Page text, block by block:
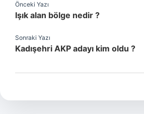
Önceki Yazı
Işık alan bölge nedir ?
Sonraki Yazı
Kadışehri AKP adayı kim oldu ?